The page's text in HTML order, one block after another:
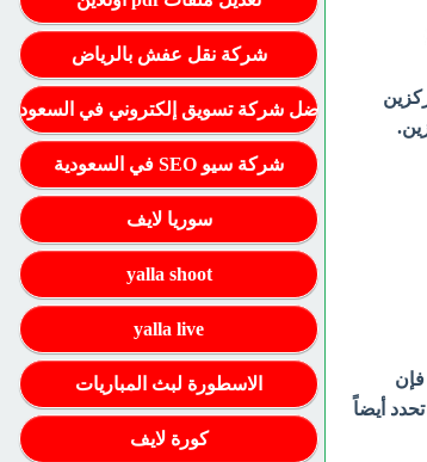
فإن
أيضاً
شركة نقل عفش بالرياض
أفضل شركة تسويق إلكتروني في السعودية
شركة سيو SEO في السعودية
سوريا لايف
yalla shoot
yalla live
الاسطورة لبث المباريات
كورة لايف